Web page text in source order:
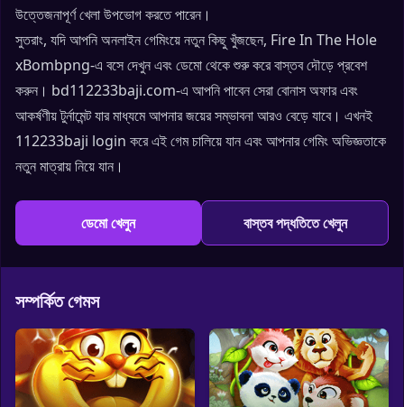
উত্তেজনাপূর্ণ খেলা উপভোগ করতে পারেন।
সুতরাং, যদি আপনি অনলাইন গেমিংয়ে নতুন কিছু খুঁজছেন, Fire In The Hole
xBombpng-এ বসে দেখুন এবং ডেমো থেকে শুরু করে বাস্তব দৌড়ে প্রবেশ
করুন। bd112233baji.com-এ আপনি পাবেন সেরা বোনাস অফার এবং
আকর্ষণীয় টুর্নামেন্ট যার মাধ্যমে আপনার জয়ের সম্ভাবনা আরও বেড়ে যাবে। এখনই
112233baji login করে এই গেম চালিয়ে যান এবং আপনার গেমিং অভিজ্ঞতাকে
নতুন মাত্রায় নিয়ে যান।
ডেমো খেলুন বাস্তব পদ্ধতিতে খেলুন
সম্পর্কিত গেমস